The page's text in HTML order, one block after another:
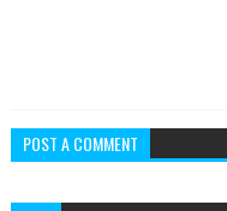
POST A COMMENT